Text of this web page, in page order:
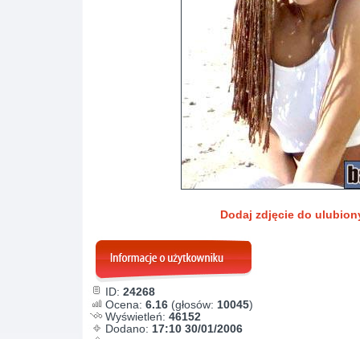
Dodaj zdjęcie do
ID: 24268
Ocena: 6.16 (głosów: 10045)
Wyświetleń: 46152
Dodano: 17:10 30/01/2006